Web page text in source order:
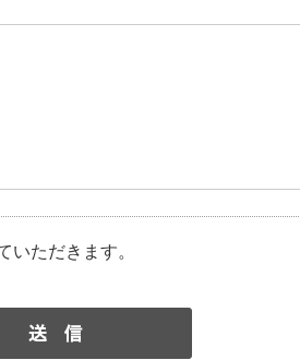
いただきます。